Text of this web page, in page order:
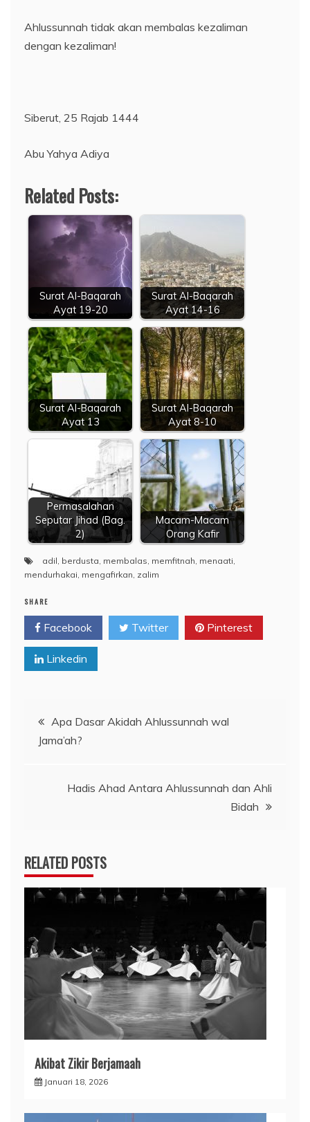
Ahlussunnah tidak akan membalas kezaliman
dengan kezaliman!
Siberut, 25 Rajab 1444
Abu Yahya Adiya
Related Posts:
Surat Al-Baqarah
Ayat 19-20
Surat Al-Baqarah
Ayat 14-16
Surat Al-Baqarah
Ayat 13
Surat Al-Baqarah
Ayat 8-10
Permasalahan
Seputar Jihad (Bag.
2)
Macam-Macam
Orang Kafir
adil, berdusta, membalas, memfitnah, menaati,
mendurhakai, mengafirkan, zalim
SHARE
Facebook Twitter Pinterest
Linkedin
Navigasi
pos
Apa Dasar Akidah Ahlussunnah wal
Jama’ah?
Hadis Ahad Antara Ahlussunnah dan Ahli
Bidah
RELATED POSTS
Akibat Zikir Berjamaah
Januari 18, 2026